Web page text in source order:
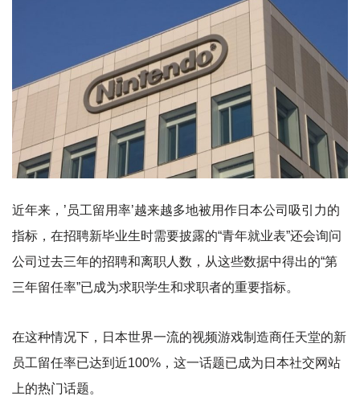
近年来，’员工留用率’越来越多地被用作日本公司吸引力的
指标，在招聘新毕业生时需要披露的“青年就业表”还会询问
公司过去三年的招聘和离职人数，从这些数据中得出的“第
三年留任率”已成为求职学生和求职者的重要指标。
在这种情况下，日本世界一流的视频游戏制造商任天堂的新
员工留任率已达到近100%，这一话题已成为日本社交网站
上的热门话题。